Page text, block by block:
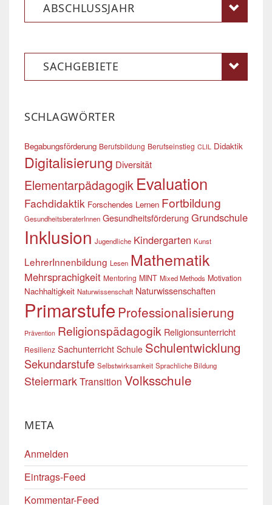
ABSCHLUSSJAHR
SACHGEBIETE
SCHLAGWÖRTER
Begabungsförderung Berufsbildung Berufseinstieg CLIL Didaktik
Digitalisierung Diversität
Elementarpädagogik Evaluation
Fachdidaktik Forschendes Lernen Fortbildung
GesundheitsberaterInnen Gesundheitsförderung Grundschule
Inklusion Jugendliche Kindergarten Kunst
LehrerInnenbildung Lesen Mathematik
Mehrsprachigkeit Mentoring MINT Mixed Methods Motivation
Nachhaltigkeit Naturwissenschaft Naturwissenschaften
Primarstufe Professionalisierung
Prävention Religionspädagogik Religionsunterricht
Resilienz Sachunterricht Schule Schulentwicklung
Sekundarstufe Selbstwirksamkeit Sprachliche Bildung
SteiermarkTransition Volksschule
META
Anmelden
Eintrags-Feed
Kommentar-Feed